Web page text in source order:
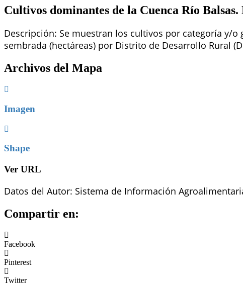
Cultivos dominantes de la Cuenca Río
Descripción: Se muestran los cultivos por categoría y/
sembrada (hectáreas) por Distrito de Desarrollo Rural
Archivos del Mapa
Imagen
Shape
Ver URL
Datos del Autor: Sistema de Información
Compartir en:
Facebook
Pinterest
Twitter